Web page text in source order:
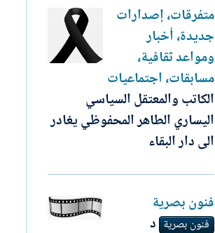
متفرقات، إصدارات
جديدة، أخبار
ومواعد ثقافية،
مسابقات، اجتماعيات
الكاتب والمعتقل السياسي
اليساري الطاهر المحفوظي يغادر
الى دار البقاء
فنون بصرية
فنون بصرية د